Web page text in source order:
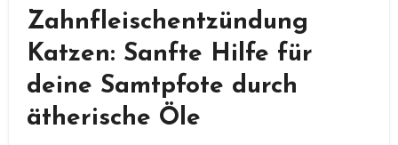
Zahnfleischentzündung
Katzen: Sanfte Hilfe für
deine Samtpfote durch
ätherische Öle